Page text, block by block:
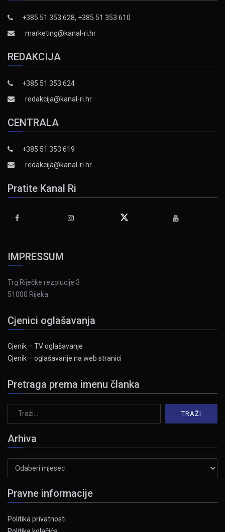
+385 51 353 628, +385 51 353 610
marketing@kanal-ri.hr
REDAKCIJA
+385 51 353 624
redakcija@kanal-ri.hr
CENTRALA
+385 51 353 619
redakcija@kanal-ri.hr
Pratite Kanal Ri
IMPRESSUM
Trg Riječke rezolucije 3
51000 Rijeka
Cjenici oglašavanja
Cjenik – TV oglašavanje
Cjenik – oglašavanje na web stranici
Pretraga prema imenu članka
Arhiva
Pravne informacije
Politika privatnosti